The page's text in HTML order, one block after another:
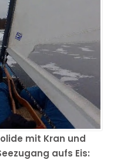
mit Kran und
aufs Eis: